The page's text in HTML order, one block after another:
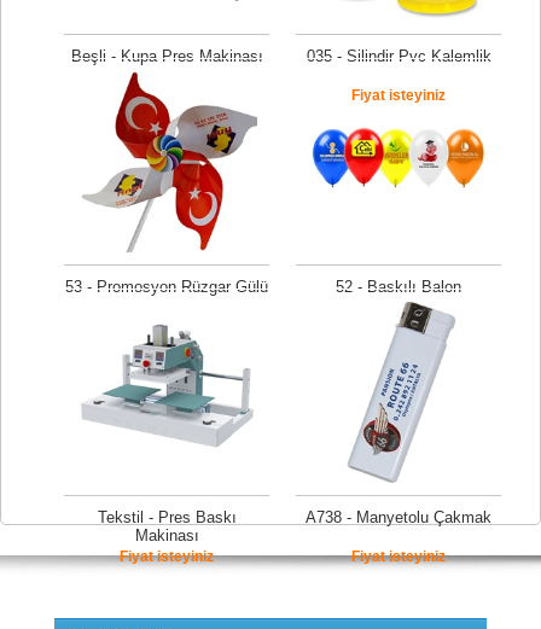
Beşli - Kupa Pres Makinası
Fiyat isteyiniz
035 - Silindir Pvc Kalemlik
Fiyat isteyiniz
53 - Promosyon Rüzgar Gülü
Fiyat isteyiniz
52 - Baskılı Balon
Fiyat isteyiniz
Tekstil - Pres Baskı
Makinası
Fiyat isteyiniz
A738 - Manyetolu Çakmak
Fiyat isteyiniz